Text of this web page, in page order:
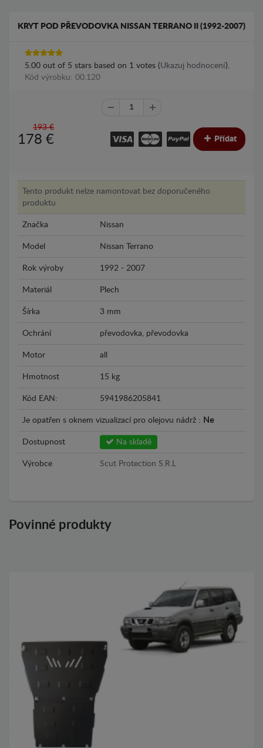
KRYT POD PŘEVODOVKA NISSAN TERRANO II (1992-2007)
5.00 out of 5 stars based on 1 votes (Ukazuj hodnocení).
Kód výrobku: 00.120
193 €
178 € Přídat
Tento produkt nelze namontovat bez doporučeného
produktu
Značka Nissan
Model Nissan Terrano
Rok výroby 1992 - 2007
Materiál Plech
Šírka 3 mm
Ochrání převodovka, převodovka
Motor all
Hmotnost 15 kg
Kód EAN: 5941986205841
Je opatřen s oknem vizualizací pro olejovu nádrž : Ne
Dostupnost Na skladě
Výrobce Scut Protection S.R.L
Povinné produkty